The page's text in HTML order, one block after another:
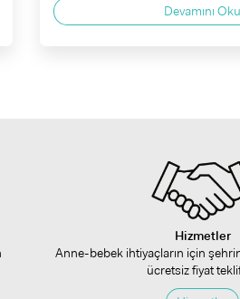
Devamını Oku
Hizmetler
Anne-bebek ihtiyaçların için
ücretsiz fiyat